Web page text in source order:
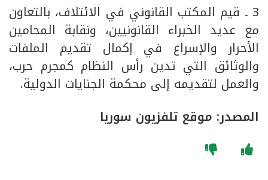
3 ـ قيم المكتب القانوني في الائتلاف، بالتعاون
مع عديد الخبراء القانونيين، ونقابة المحامين
الأحرار والإسراع في إكمال تقديم الملفات
والوثائق التي تدين رأس النظام كمجرم حرب،
والعمل لتقديمه إلى محكمة الجنايات الدولية.
المصدر: موقع تلفزيون سوريا